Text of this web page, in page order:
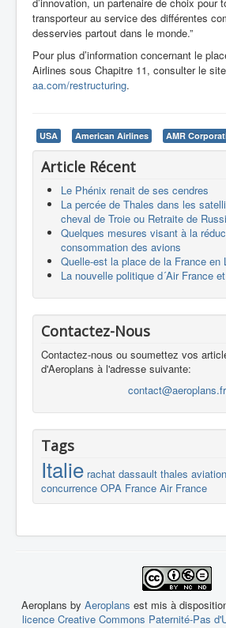
transporteur au service des différentes
desservies partout dans le monde.”
Pour plus d’information concernant le
Airlines sous Chapitre 11, consulter le site
aa.com/restructuring.
USA American Airlines AMR
Article Récent
Le Phénix renait de ses cendres
La percée de Thales dans les
cheval de Troie ou Retraite de
Quelques mesures visant à la
consommation des avions
Quelle-est la place de la France en
La nouvelle politique d´Air France
Contactez-Nous
Contactez-nous ou soumettez vos
d'Aeroplans à l'adresse suivante:
contact@aeroplans.fr
Tags
Italie rachat dassault thales aviation
concurrence OPA France Air France
Aeroplans by Aeroplans est mis à
licence Creative Commons Paternité-Pas